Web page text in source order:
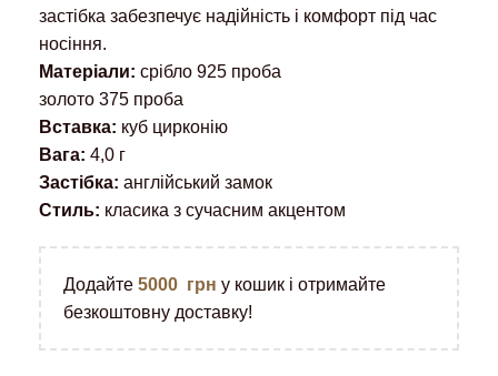
застібка забезпечує надійність і комфорт під час
носіння.
Матеріали: срібло 925 проба
золото 375 проба
Вставка: куб цирконію
Вага: 4,0 г
Застібка: англійський замок
Стиль: класика з сучасним акцентом
Додайте 5000 грн у кошик і отримайте
безкоштовну доставку!